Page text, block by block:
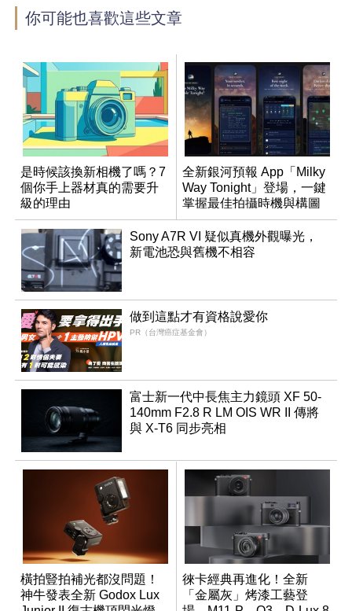
你可能也喜歡這些文章
是時候該換新相機了嗎？7
個你手上器材真的需要升
級的理由
全新銀河預報 App「Milky
Way Tonight」登場，一鍵
掌握最佳拍攝時機與構圖
Sony A7R VI 疑似真機外觀曝光，
新電池恐與舊機不相容
做到這點才有資格說愛你
PR（台灣癌症基金會）
富士新一代中長焦主力鏡頭 XF 50-
140mm F2.8 R LM OIS WR II 傳將
與 X-T6 同步亮相
橫拍豎拍補光都沒問題！
神牛發表全新 Godox Lux
徠卡經典再進化！全新
「金屬灰」烤漆工藝登